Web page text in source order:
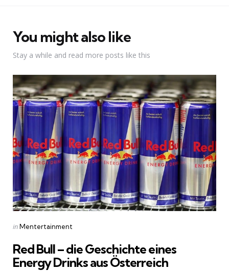
You might also like
Stay a while and read more posts like this
Categories
Posted
inMentertainment
Red Bull – die Geschichte eines
Energy Drinks aus Österreich